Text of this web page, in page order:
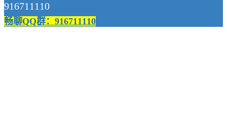
916711110
畅聊QQ群：916711110